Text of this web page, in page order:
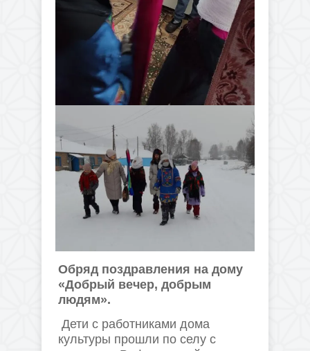
Обряд поздравления на дому
«Добрый вечер, добрым
людям».
Дети с работниками дома
культуры прошли по селу с